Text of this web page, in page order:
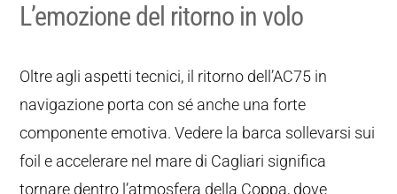
L’emozione del ritorno in volo
Oltre agli aspetti tecnici, il ritorno dell’AC75 in
navigazione porta con sé anche una forte
componente emotiva. Vedere la barca sollevarsi sui
foil e accelerare nel mare di Cagliari significa
tornare dentro l’atmosfera della Coppa, dove